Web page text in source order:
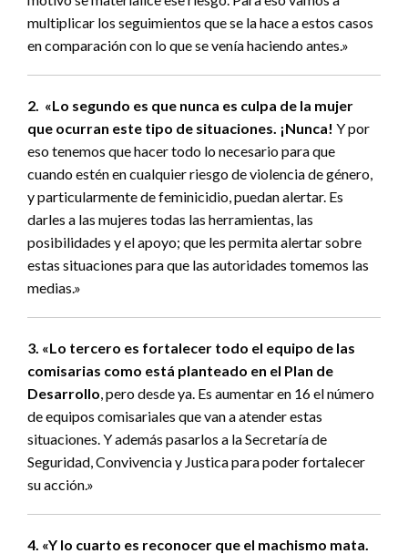
multiplicar los seguimientos que se la hace a estos casos
en comparación con lo que se venía haciendo antes.»
2. «Lo segundo es que nunca es culpa de la mujer
que ocurran este tipo de situaciones. ¡Nunca! Y por
eso tenemos que hacer todo lo necesario para que
cuando estén en cualquier riesgo de violencia de género,
y particularmente de feminicidio, puedan alertar. Es
darles a las mujeres todas las herramientas, las
posibilidades y el apoyo; que les permita alertar sobre
estas situaciones para que las autoridades tomemos las
medias.»
3. «Lo tercero es fortalecer todo el equipo de las
comisarias como está planteado en el Plan de
Desarrollo, pero desde ya. Es aumentar en 16 el número
de equipos comisariales que van a atender estas
situaciones. Y además pasarlos a la Secretaría de
Seguridad, Convivencia y Justica para poder fortalecer
su acción.»
4. «Y lo cuarto es reconocer que el machismo mata.